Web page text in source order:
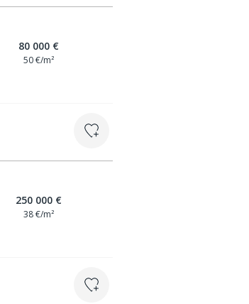
80 000 €
50 €/m²
250 000 €
38 €/m²